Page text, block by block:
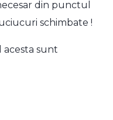
din punctul
schimbate !
acesta sunt